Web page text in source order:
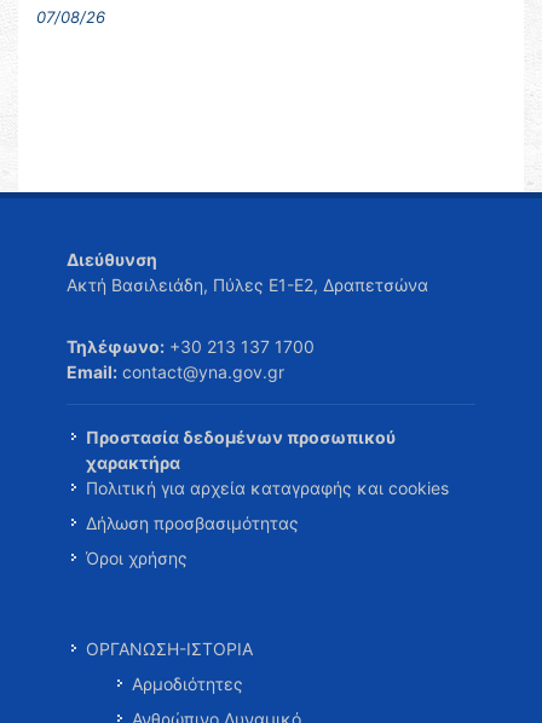
07/08/26
Διεύθυνση
Ακτή Βασιλειάδη, Πύλες Ε1-Ε2, Δραπετσώνα
Τηλέφωνο: +30 213 137 1700
Email: contact@yna.gov.gr
Προστασία δεδομένων προσωπικού
χαρακτήρα
Πολιτική για αρχεία καταγραφής και cookies
Δήλωση προσβασιμότητας
Όροι χρήσης
ΟΡΓΑΝΩΣΗ-ΙΣΤΟΡΙΑ
Αρμοδιότητες